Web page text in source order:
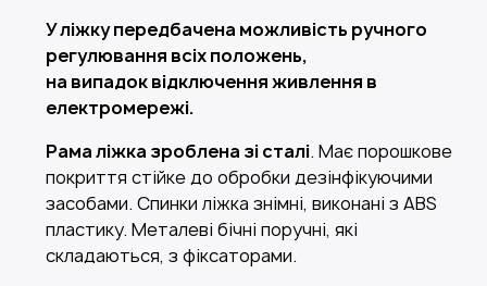
У ліжку передбачена можливість ручного
регулювання всіх положень,
на випадок відключення живлення в
електромережі.
Рама ліжка зроблена зі сталі. Має порошкове
покриття стійке до обробки дезінфікуючими
засобами. Спинки ліжка знімні, виконані з ABS
пластику. Металеві бічні поручні, які
складаються, з фіксаторами.